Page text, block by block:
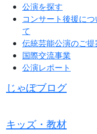
公演を探す
コンサート後援につ
て
伝統芸能公演のご提
国際交流事業
公演レポート
じゃぽブログ
キッズ・教材